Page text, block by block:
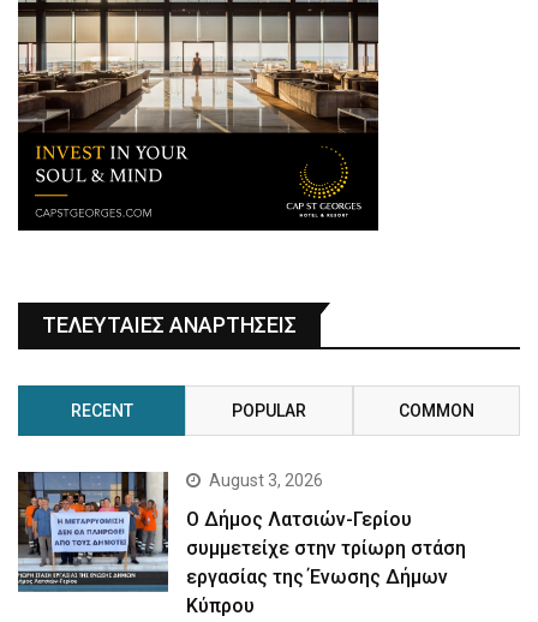
ΤΕΛΕΥΤΑΙΕΣ ΑΝΑΡΤΗΣΕΙΣ
RECENT POPULAR COMMON
August 3, 2026
Ο Δήμος Λατσιών-Γερίου
συμμετείχε στην τρίωρη στάση
εργασίας της Ένωσης Δήμων
Κύπρου